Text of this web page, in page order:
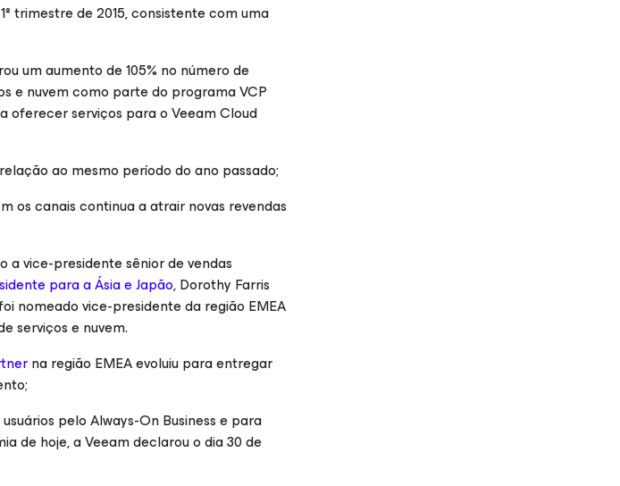
trimestre de 2015, consistente com uma
um aumento de 105% no número de
e nuvem como parte do programa VCP
oferecer serviços para o Veeam Cloud
ao mesmo período do ano passado;
os canais continua a atrair novas revendas
a vice-presidente sênior de vendas
para a Ásia e Japão, Dorothy Farris
nomeado vice-presidente da região EMEA
serviços e nuvem.
na região EMEA evoluiu para entregar
pelo Always-On Business e para
de hoje, a Veeam declarou o dia 30 de